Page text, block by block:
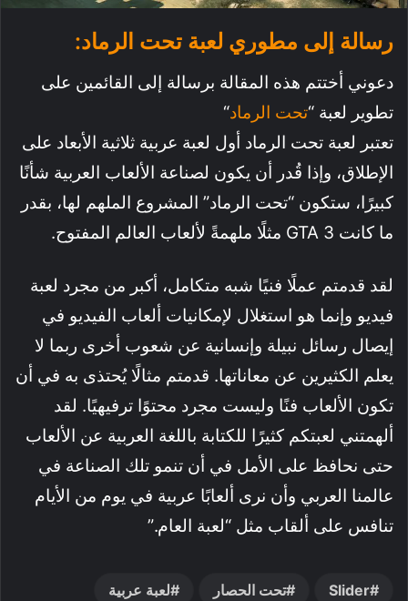
رسالة إلى مطوري لعبة تحت الرماد:
دعوني أختتم هذه المقالة برسالة إلى القائمين على
تطوير لعبة “تحت الرماد“
تعتبر لعبة تحت الرماد أول لعبة عربية ثلاثية الأبعاد على
الإطلاق، وإذا قُدر أن يكون لصناعة الألعاب العربية شأنًا
كبيرًا، ستكون “تحت الرماد” المشروع الملهم لها، بقدر
ما كانت GTA 3 مثلًا ملهمةً لألعاب العالم المفتوح.
لقد قدمتم عملًا فنيًا شبه متكامل، أكبر من مجرد لعبة
فيديو وإنما هو استغلال لإمكانيات ألعاب الفيديو في
إيصال رسائل نبيلة وإنسانية عن شعوب أخرى ربما لا
يعلم الكثيرين عن معاناتها. قدمتم مثالًا يُحتذى به في أن
تكون الألعاب فنًا وليست مجرد محتوًا ترفيهيًا. لقد
ألهمتني لعبتكم كثيرًا للكتابة باللغة العربية عن الألعاب
حتى نحافظ على الأمل في أن تنمو تلك الصناعة في
عالمنا العربي وأن نرى ألعابًا عربية في يوم من الأيام
تنافس على ألقاب مثل “لعبة العام.”
Slider تحت الحصار لعبة عربية